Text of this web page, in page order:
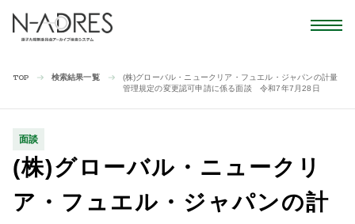
TOP 検索結果一覧
(株)グローバル・ニュークリア・フュエル・ジャパンの計量
管理規定の変更認可申請に係る面談 令和7年7月28日
面談
(株)グローバル・ニュークリ
ア・フュエル・ジャパンの計